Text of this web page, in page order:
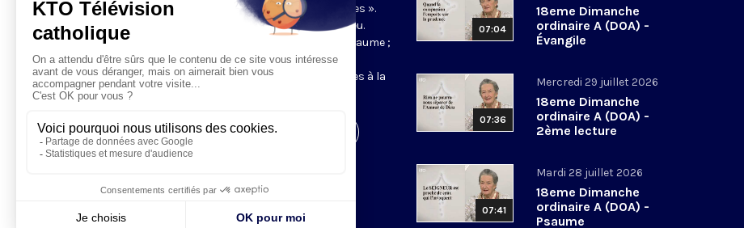
Luc appelle « l’intelligence des Écritures ».
Chaque jour, vivez avec la Parole de Dieu.
Lundi, la première lecture ; mardi, le psaume ;
mercredi, la deuxième lecture ; jeudi,
l’Évangile ; vendredi, les quatre épisodes à la
Visiter la page de l'émission
07:04
18eme Dimanche
ordinaire A (DOA) -
Évangile
07:36
Mercredi 29 juillet 2026
18eme Dimanche
ordinaire A (DOA) -
2ème lecture
07:41
Mardi 28 juillet 2026
18eme Dimanche
ordinaire A (DOA) -
Psaume